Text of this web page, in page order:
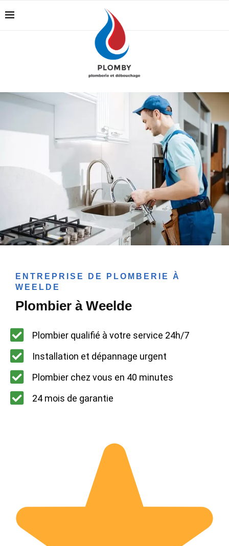
ENTREPRISE DE PLOMBERIE À
WEELDE
Plombier à Weelde
Plombier qualifié à votre service 24h/7
Installation et dépannage urgent
Plombier chez vous en 40 minutes
24 mois de garantie